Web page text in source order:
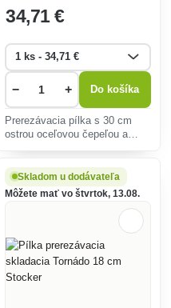
34,71 €
− + Do košíka
Prerezávacia pílka s 30 cm
ostrou oceľovou čepeľou a
precízne prerezávanie konárov
a menších stromov s
minimálnym poškodením
Skladom u dodávateľa
Môžete mať vo štvrtok, 13.08.